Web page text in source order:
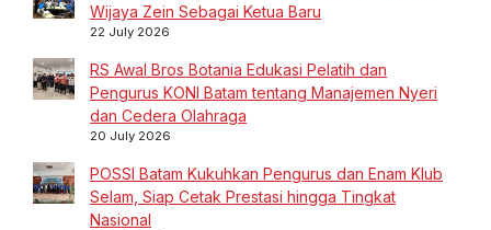
Wijaya Zein Sebagai Ketua Baru
22 July 2026
RS Awal Bros Botania Edukasi Pelatih dan
Pengurus KONI Batam tentang Manajemen Nyeri
dan Cedera Olahraga
20 July 2026
POSSI Batam Kukuhkan Pengurus dan Enam Klub
Selam, Siap Cetak Prestasi hingga Tingkat
Nasional